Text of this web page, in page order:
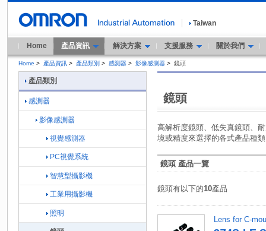
Taiwan
Home 產品資訊 解決方案 支援服務 關於我們
Home > 產品資訊 > 產品類別 > 感測器 > 影像感測器 > 鏡頭
鏡頭
高解析度鏡頭、低失真鏡頭、
境或精度來選擇的各式產品種類
鏡頭 產品一覽
鏡頭有以下的10產品
Lens for C-
產品類別
感測器
影像感測器
視覺感測器
PC視覺系統
智慧型攝影機
工業用攝影機
照明